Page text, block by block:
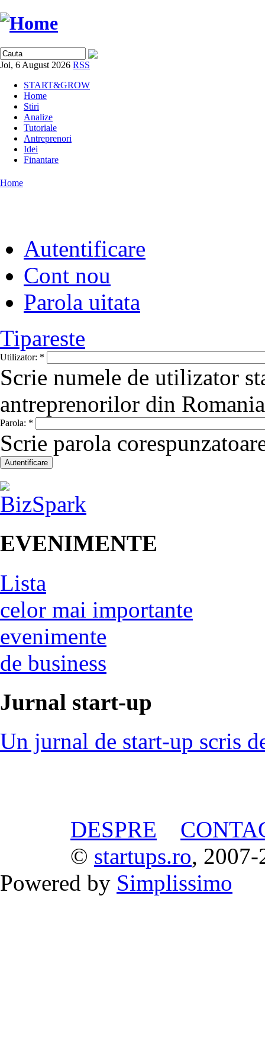
Joi, 6 August 2026 RSS
START&GROW
Home
Stiri
Analize
Tutoriale
Antreprenori
Idei
Finantare
Home
Autentificare
Cont nou
Parola uitata
Tipareste
Utilizator: *
Scrie numele de utilizator
antreprenorilor din
Parola: *
Scrie parola
EVENIMENTE
Lista
celor mai importante
evenimente
de business
Jurnal start-up
Un jurnal de start-up scris
DESPRE
© startups.ro, 2007-
Powered by Simplissimo